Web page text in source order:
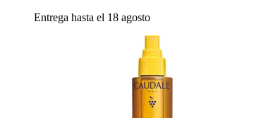
Entrega hasta el 18 agosto